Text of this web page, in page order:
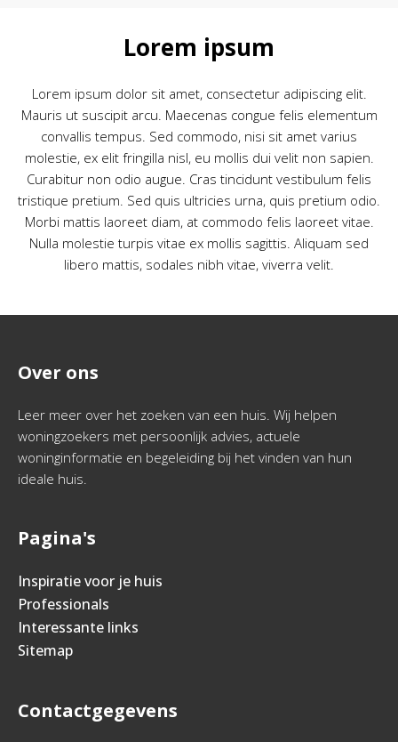
Lorem ipsum
Lorem ipsum dolor sit amet, consectetur adipiscing elit.
Mauris ut suscipit arcu. Maecenas congue felis elementum
convallis tempus. Sed commodo, nisi sit amet varius
molestie, ex elit fringilla nisl, eu mollis dui velit non sapien.
Curabitur non odio augue. Cras tincidunt vestibulum felis
tristique pretium. Sed quis ultricies urna, quis pretium odio.
Morbi mattis laoreet diam, at commodo felis laoreet vitae.
Nulla molestie turpis vitae ex mollis sagittis. Aliquam sed
libero mattis, sodales nibh vitae, viverra velit.
Over ons
Leer meer over het zoeken van een huis. Wij helpen
woningzoekers met persoonlijk advies, actuele
woninginformatie en begeleiding bij het vinden van hun
ideale huis.
Pagina's
Inspiratie voor je huis
Professionals
Interessante links
Sitemap
Contactgegevens